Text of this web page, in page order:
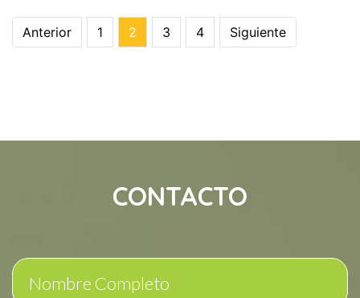
Anterior 1 2 3 4 Siguiente
CONTACTO